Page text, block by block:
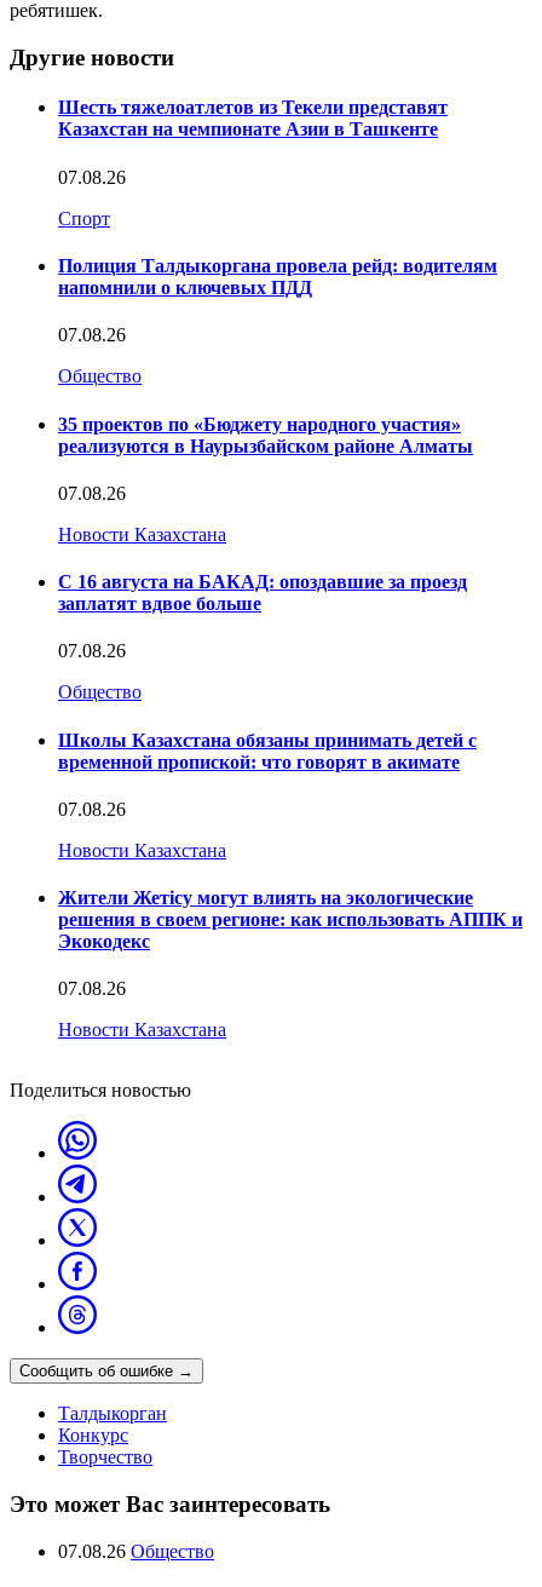
ребятишек.
Другие новости
Шесть тяжелоатлетов из Текели представят
Казахстан на чемпионате Азии в Ташкенте
07.08.26
Спорт
Полиция Талдыкоргана провела рейд: водителям
напомнили о ключевых ПДД
07.08.26
Общество
35 проектов по «Бюджету народного участия»
реализуются в Наурызбайском районе Алматы
07.08.26
Новости Казахстана
С 16 августа на БАКАД: опоздавшие за проезд
заплатят вдвое больше
07.08.26
Общество
Школы Казахстана обязаны принимать детей с
временной пропиской: что говорят в акимате
07.08.26
Новости Казахстана
Жители Жетісу могут влиять на экологические
решения в своем регионе: как использовать АППК и
Экокодекс
07.08.26
Новости Казахстана
Поделиться новостью
Сообщить об ошибке →
Талдыкорган
Конкурс
Творчество
Это может Вас заинтересовать
07.08.26 Общество